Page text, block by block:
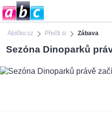
Ábíčko.cz Přečti si Zábava
Sezóna Dinoparků